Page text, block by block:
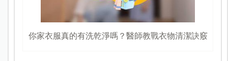
你家衣服真的有洗乾淨嗎？醫師教戰衣物清潔訣竅